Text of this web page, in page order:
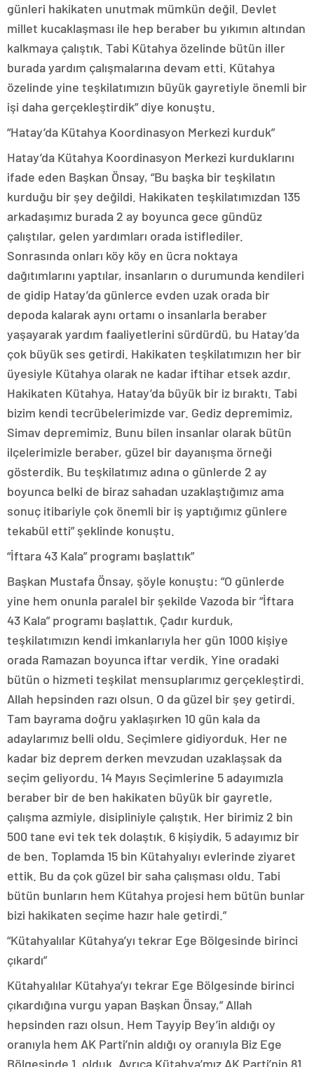
günleri hakikaten unutmak mümkün değil. Devlet
millet kucaklaşması ile hep beraber bu yıkımın altından
kalkmaya çalıştık. Tabi Kütahya özelinde bütün iller
burada yardım çalışmalarına devam etti. Kütahya
özelinde yine teşkilatımızın büyük gayretiyle önemli bir
işi daha gerçekleştirdik” diye konuştu.
“Hatay’da Kütahya Koordinasyon Merkezi kurduk”
Hatay’da Kütahya Koordinasyon Merkezi kurduklarını
ifade eden Başkan Önsay, “Bu başka bir teşkilatın
kurduğu bir şey değildi. Hakikaten teşkilatımızdan 135
arkadaşımız burada 2 ay boyunca gece gündüz
çalıştılar, gelen yardımları orada istiflediler.
Sonrasında onları köy köy en ücra noktaya
dağıtımlarını yaptılar, insanların o durumunda kendileri
de gidip Hatay’da günlerce evden uzak orada bir
depoda kalarak aynı ortamı o insanlarla beraber
yaşayarak yardım faaliyetlerini sürdürdü, bu Hatay’da
çok büyük ses getirdi. Hakikaten teşkilatımızın her bir
üyesiyle Kütahya olarak ne kadar iftihar etsek azdır.
Hakikaten Kütahya, Hatay’da büyük bir iz bıraktı. Tabi
bizim kendi tecrübelerimizde var. Gediz depremimiz,
Simav depremimiz. Bunu bilen insanlar olarak bütün
ilçelerimizle beraber, güzel bir dayanışma örneği
gösterdik. Bu teşkilatımız adına o günlerde 2 ay
boyunca belki de biraz sahadan uzaklaştığımız ama
sonuç itibariyle çok önemli bir iş yaptığımız günlere
tekabül etti” şeklinde konuştu.
“İftara 43 Kala” programı başlattık”
Başkan Mustafa Önsay, şöyle konuştu: “O günlerde
yine hem onunla paralel bir şekilde Vazoda bir “İftara
43 Kala” programı başlattık. Çadır kurduk,
teşkilatımızın kendi imkanlarıyla her gün 1000 kişiye
orada Ramazan boyunca iftar verdik. Yine oradaki
bütün o hizmeti teşkilat mensuplarımız gerçekleştirdi.
Allah hepsinden razı olsun. O da güzel bir şey getirdi.
Tam bayrama doğru yaklaşırken 10 gün kala da
adaylarımız belli oldu. Seçimlere gidiyorduk. Her ne
kadar biz deprem derken mevzudan uzaklaşsak da
seçim geliyordu. 14 Mayıs Seçimlerine 5 adayımızla
beraber bir de ben hakikaten büyük bir gayretle,
çalışma azmiyle, disipliniyle çalıştık. Her birimiz 2 bin
500 tane evi tek tek dolaştık. 6 kişiydik, 5 adayımız bir
de ben. Toplamda 15 bin Kütahyalıyı evlerinde ziyaret
ettik. Bu da çok güzel bir saha çalışması oldu. Tabi
bütün bunların hem Kütahya projesi hem bütün bunlar
bizi hakikaten seçime hazır hale getirdi.”
“Kütahyalılar Kütahya’yı tekrar Ege Bölgesinde birinci
çıkardı”
Kütahyalılar Kütahya’yı tekrar Ege Bölgesinde birinci
çıkardığına vurgu yapan Başkan Önsay,” Allah
hepsinden razı olsun. Hem Tayyip Bey’in aldığı oy
oranıyla hem AK Parti’nin aldığı oy oranıyla Biz Ege
Bölgesinde 1. olduk. Ayrıca Kütahya’mız AK Parti’nin 81